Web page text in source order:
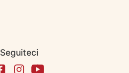
Seguiteci